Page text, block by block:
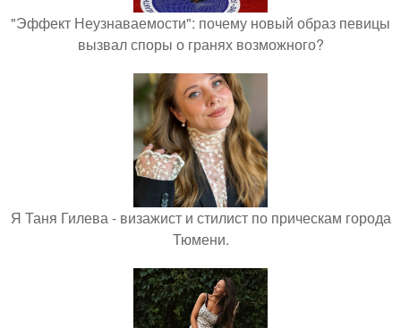
"Эффект Неузнаваемости": почему новый образ певицы
вызвал споры о гранях возможного?
Я Таня Гилева - визажист и стилист по прическам города
Тюмени.